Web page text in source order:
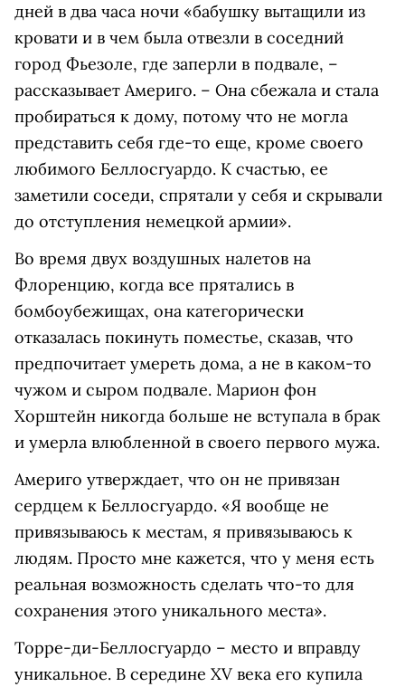
дней в два часа ночи «бабушку вытащили из
кровати и в чем была отвезли в соседний
город Фьезоле, где заперли в подвале, –
рассказывает Америго. – Она сбежала и стала
пробираться к дому, потому что не могла
представить себя где-то еще, кроме своего
любимого Беллосгуардо. К счастью, ее
заметили соседи, спрятали у себя и скрывали
до отступления немецкой армии».
Во время двух воздушных налетов на
Флоренцию, когда все прятались в
бомбоубежищах, она категорически
отказалась покинуть поместье, сказав, что
предпочитает умереть дома, а не в каком-то
чужом и сыром подвале. Марион фон
Хорштейн никогда больше не вступала в брак
и умерла влюбленной в своего первого мужа.
Америго утверждает, что он не привязан
сердцем к Беллосгуардо. «Я вообще не
привязываюсь к местам, я привязываюсь к
людям. Просто мне кажется, что у меня есть
реальная возможность сделать что-то для
сохранения этого уникального места».
Торре-ди-Беллосгуардо – место и вправду
уникальное. В середине XV века его купила